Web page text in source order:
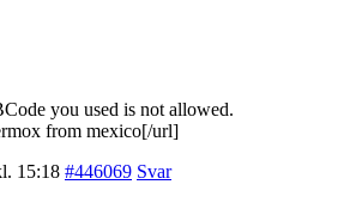
you used is not allowed.
from mexico[/url]
15:18 #446069 Svar